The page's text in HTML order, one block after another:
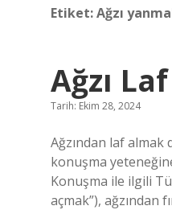
Etiket:Ağzı
Ağzı
Tarih: Ekim 28, 2024
Ağzından laf almak
konuşma
Konuşma ile ilgili
açmak”), ağzından